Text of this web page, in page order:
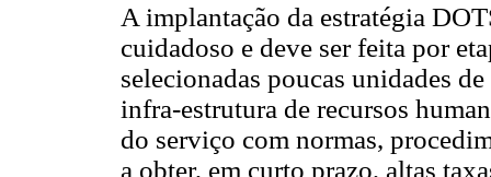
A implantação da estratégia
cuidadoso e deve ser feita por
selecionadas poucas unidades
infra-estrutura de recursos
do serviço com normas,
a obter, em curto prazo, altas